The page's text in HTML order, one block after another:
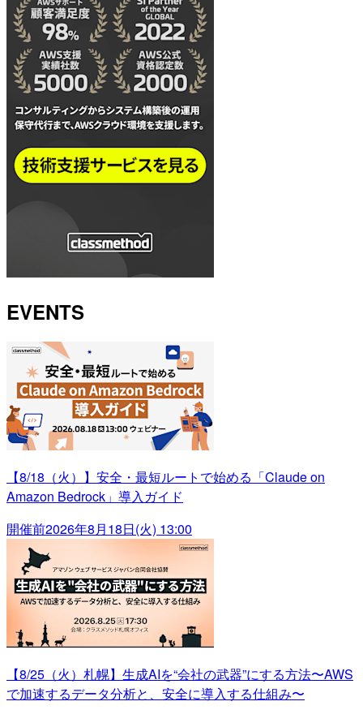
EVENTS
【8/18（火）】安全・最短ルートで始める「Claude on
Amazon Bedrock」導入ガイド
開催前2026年8月18日(火) 13:00
【8/25（火）札幌】生成AIを“会社の武器”にする方法〜AWS
で加速するデータ分析と、安全に導入する仕組み〜